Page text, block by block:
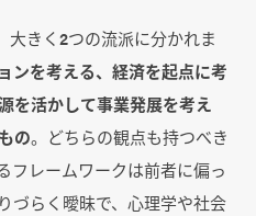
大きく2つの流派に分かれま
ンを考える、経済を起点に考
を活かして事業発展を考え
の。どちらの観点も持つべき
フレームワークは前者に偏っ
づらく曖昧で、心理学や社会